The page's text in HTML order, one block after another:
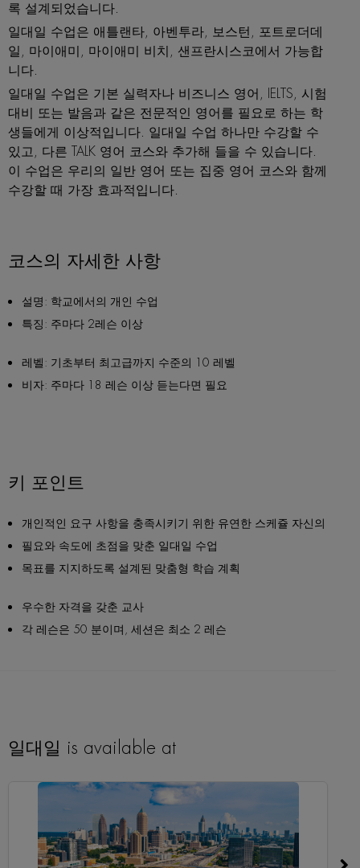
록 설계되었습니다.
일대일 수업은 애틀랜타, 아벤투라, 보스턴, 포트로더데
일, 마이애미, 마이애미 비치, 샌프란시스코에서 가능합
니다.
일대일 수업은 기본 실력자나 비즈니스 영어, IELTS, 시험
대비 또는 발음과 같은 전문적인 영어를 필요로 하는 학
생들에게 이상적입니다. 일대일 수업 하나만 수강할 수
있고, 다른 TALK 영어 코스와 추가해 들을 수 있습니다.
이 수업은 우리의 일반 영어 또는 집중 영어 코스와 함께
수강할 때 가장 효과적입니다.
코스의 자세한 사항
설명: 학교에서의 개인 수업
특징: 주마다 2레슨 이상
레벨: 기초부터 최고급까지 수준의 10 레벨
비자: 주마다 18 레슨 이상 듣는다면 필요
키 포인트
개인적인 요구 사항을 충족시키기 위한 유연한 스케쥴 자신의
필요와 속도에 초점을 맞춘 일대일 수업
목표를 지지하도록 설계된 맞춤형 학습 계획
우수한 자격을 갖춘 교사
각 레슨은 50 분이며, 세션은 최소 2 레슨
일대일 is available at